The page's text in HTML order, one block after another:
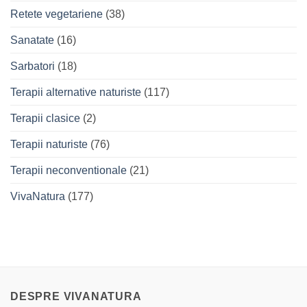
Retete vegetariene (38)
Sanatate (16)
Sarbatori (18)
Terapii alternative naturiste (117)
Terapii clasice (2)
Terapii naturiste (76)
Terapii neconventionale (21)
VivaNatura (177)
DESPRE VIVANATURA